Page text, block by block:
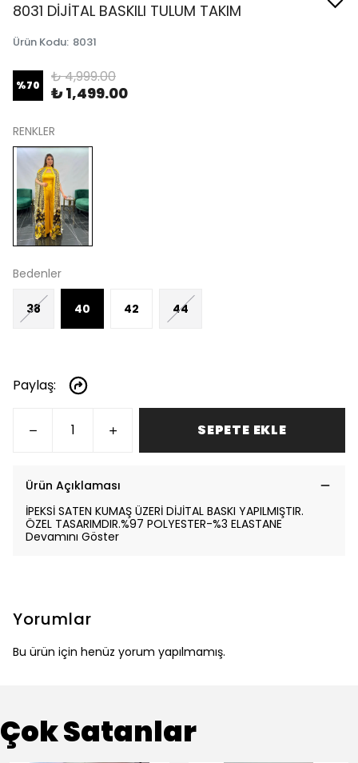
8031 DİJİTAL BASKILI TULUM TAKIM
Ürün Kodu: 8031
%70 ₺ 4,999.00
₺ 1,499.00
RENKLER
Bedenler
38 40 42 44
Paylaş:
SEPETE EKLE
Ürün Açıklaması
İPEKSİ SATEN KUMAŞ ÜZERİ DİJİTAL BASKI YAPILMIŞTIR.
ÖZEL TASARIMDIR.%97 POLYESTER-%3 ELASTANE
Devamını Göster
Yorumlar
Bu ürün için henüz yorum yapılmamış.
Çok Satanlar